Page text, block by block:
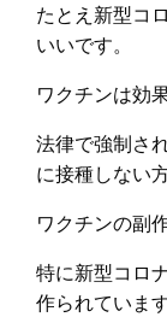
たとえ新型コ
いいです。
ワクチンは効
法律で強制さ
に接種しない
ワクチンの副
特に新型コロ
作られていま